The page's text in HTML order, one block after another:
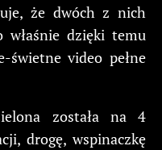
że dwóch z nich
właśnie dzięki temu
świetne video pełne
została na 4
drogę, wspinaczkę